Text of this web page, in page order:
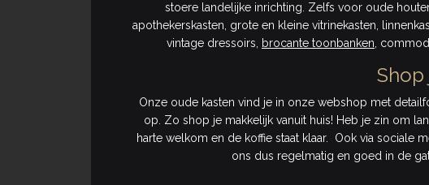
stoere landelijke inrichting. Zelfs voor oude
apothekerskasten, grote en kleine vitrinekasten,
vintage dressoirs,
brocante toonbanken ,
Onze oude kasten vind je in onze webshop met
op. Zo shop je makkelijk vanuit huis! Heb je zin om
harte welkom en de koffie staat klaar. Ook via sociale
ons dus regelmatig en goed in de